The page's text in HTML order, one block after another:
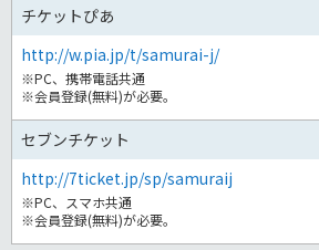
チケットぴあ
http://w.pia.jp/t/samurai-j/
※PC、携帯電話共通
※会員登録(無料)が必要。
セブンチケット
http://7ticket.jp/sp/samuraij
※PC、スマホ共通
※会員登録(無料)が必要。